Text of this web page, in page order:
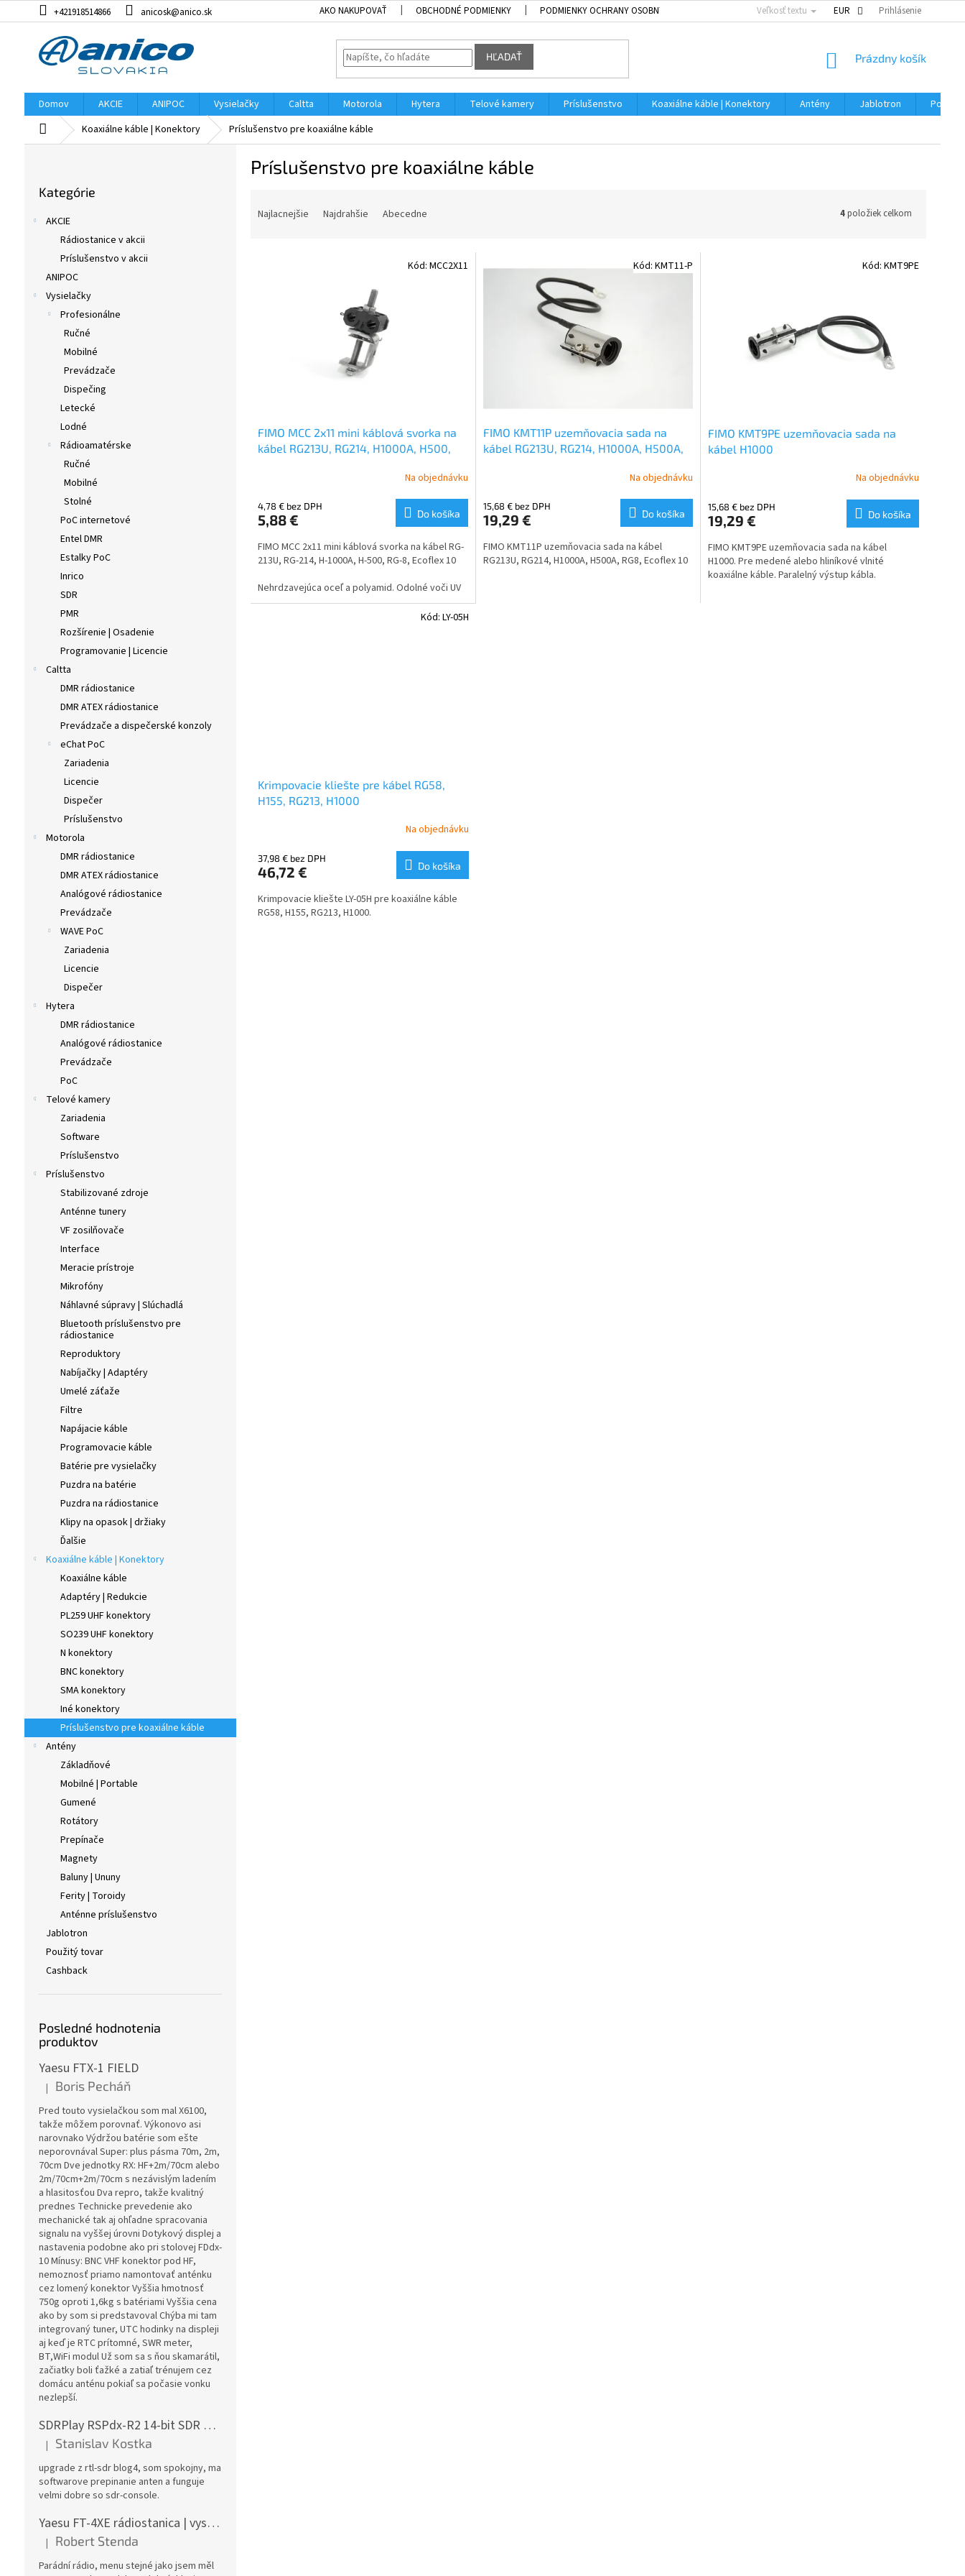
na
+421918514866 anicosk@anico.sk AKO NAKUPOVAŤ OBCHODNÉ PODMIENKY PODMIENKY OCHRANY OSOBNÝCH ÚDAJOV Veľkosť textu EUR Prihlásenie
HĽADAŤ
NÁKUPNÝ
Prázdny košík
Domov AKCIE ANIPOC Vysielačky Caltta Motorola Hytera Telové kamery Príslušenstvo Koaxiálne káble | Konektory Antény Jablotron
DomovKoaxiálne káble | Konektory Príslušenstvo pre koaxiálne káble
kategórie
Kategórie
AKCIE
Rádiostanice v akcii
Príslušenstvo v akcii
ANIPOC
Vysielačky
Profesionálne
Ručné
Mobilné
Prevádzače
Dispečing
Letecké
Lodné
Rádioamatérske
Ručné
Mobilné
Stolné
PoC internetové
Entel DMR
Estalky PoC
Inrico
SDR
PMR
Rozšírenie | Osadenie
Programovanie | Licencie
Caltta
DMR rádiostanice
DMR ATEX rádiostanice
Prevádzače a dispečerské konzoly
eChat PoC
Zariadenia
Licencie
Dispečer
Príslušenstvo
Motorola
DMR rádiostanice
DMR ATEX rádiostanice
Analógové rádiostanice
Prevádzače
WAVE PoC
Zariadenia
Licencie
Dispečer
Hytera
DMR rádiostanice
Analógové rádiostanice
Prevádzače
PoC
Telové kamery
Zariadenia
Software
Príslušenstvo
Príslušenstvo
Stabilizované zdroje
Anténne tunery
VF zosilňovače
Interface
Meracie prístroje
Mikrofóny
Náhlavné súpravy | Slúchadlá
Bluetooth príslušenstvo pre
rádiostanice
Reproduktory
Nabíjačky | Adaptéry
Umelé záťaže
Filtre
Napájacie káble
Programovacie káble
Batérie pre vysielačky
Puzdra na batérie
Puzdra na rádiostanice
Klipy na opasok | držiaky
Ďalšie
Koaxiálne káble | Konektory
Koaxiálne káble
Adaptéry | Redukcie
PL259 UHF konektory
SO239 UHF konektory
N konektory
BNC konektory
SMA konektory
Iné konektory
Príslušenstvo pre koaxiálne káble
Antény
Základňové
Mobilné | Portable
Gumené
Rotátory
Prepínače
Magnety
Baluny | Ununy
Ferity | Toroidy
Anténne príslušenstvo
Jablotron
Použitý tovar
Cashback
Posledné hodnotenia
produktov
Yaesu FTX-1 FIELD
Hodnotenie produktu je 5 z 5 hviezdičiek.
| Boris Pecháň
Pred touto vysielačkou som mal X6100,
takže môžem porovnať. Výkonovo asi
narovnako Výdržou batérie som ešte
neporovnával Super: plus pásma 70m, 2m,
70cm Dve jednotky RX: HF+2m/70cm alebo
2m/70cm+2m/70cm s nezávislým ladením
a hlasitosťou Dva repro, takže kvalitný
prednes Technicke prevedenie ako
mechanické tak aj ohľadne spracovania
signalu na vyššej úrovni Dotykový displej a
nastavenia podobne ako pri stolovej FDdx-
10 Mínusy: BNC VHF konektor pod HF,
nemoznosť priamo namontovať anténku
cez lomený konektor Vyššia hmotnosť
750g oproti 1,6kg s batériami Vyššia cena
ako by som si predstavoval Chýba mi tam
integrovaný tuner, UTC hodinky na displeji
aj keď je RTC prítomné, SWR meter,
BT,WiFi modul Už som sa s ňou skamarátil,
začiatky boli ťažké a zatiaľ trénujem cez
domácu anténu pokiaľ sa počasie vonku
nezlepší.
SDRPlay RSPdx-R2 14-bit SDR prijímač 1kHz-2GHz
Hodnotenie produktu je 5 z 5 hviezdičiek.
| Stanislav Kostka
upgrade z rtl-sdr blog4, som spokojny, ma
softwarove prepinanie anten a funguje
velmi dobre so sdr-console.
Yaesu FT-4XE rádiostanica | vysielačka
Hodnotenie produktu je 5 z 5 hviezdičiek.
| Robert Stenda
Parádní rádio, menu stejné jako jsem měl
Príslušenstvo pre koaxiálne káble
Najlacnejšie Najdrahšie Abecedne 4položiek celkom
FIMO MCC 2x11 mini káblová svorka na
kábel RG213U, RG214, H1000A, H500,
Na objednávku
4,78 € bez DPH
5,88 € Do košíka
FIMO MCC 2x11 mini káblová svorka na kábel RG-
213U, RG-214, H-1000A, H-500, RG-8, Ecoflex 10
Nehrdzavejúca oceľ a polyamid. Odolné voči UV
žiareniu.
Kód: MCC2X11
FIMO KMT11P uzemňovacia sada na
kábel RG213U, RG214, H1000A, H500A,
Na objednávku
15,68 € bez DPH
19,29 € Do košíka
FIMO KMT11P uzemňovacia sada na kábel
RG213U, RG214, H1000A, H500A, RG8, Ecoflex 10
Kód:KMT11-P
FIMO KMT9PE uzemňovacia sada na
kábel H1000
Na objednávku
15,68 € bez DPH
19,29 € Do košíka
FIMO KMT9PE uzemňovacia sada na kábel
H1000.Pre medené alebo hliníkové vlnité
koaxiálne káble. Paralelný výstup kábla.
Kód:KMT9PE
Krimpovacie kliešte pre kábel RG58,
H155, RG213, H1000
Na objednávku
37,98 € bez DPH
46,72 € Do košíka
Krimpovacie kliešte LY-05H pre koaxiálne káble
RG58, H155, RG213, H1000.
Kód: LY-05H